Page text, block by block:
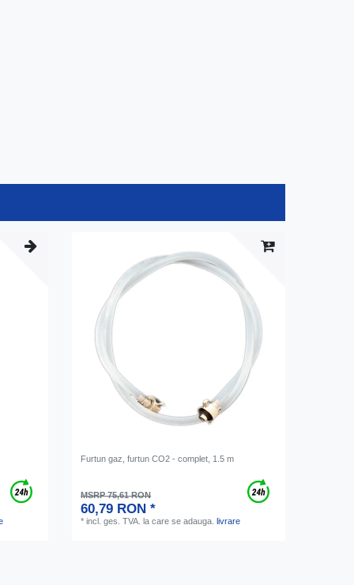
Furtun gaz, furtun CO2 - complet, 1.5 m
MSRP 75,61 RON
60,79 RON *
*incl. ges. TVA. la care se adauga.livrare